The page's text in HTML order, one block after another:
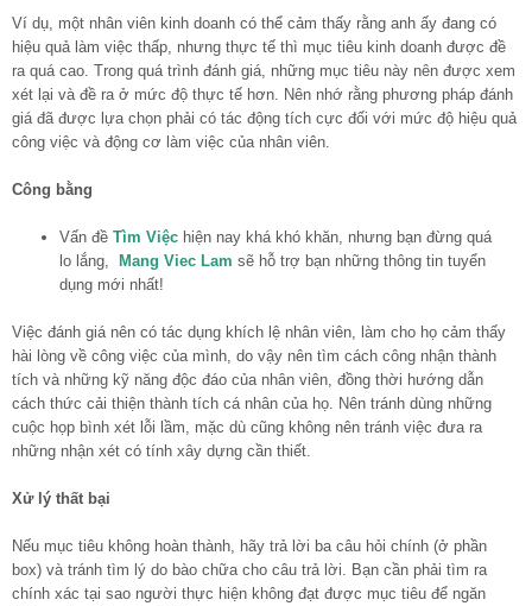
Ví dụ, một nhân viên kinh doanh có thể cảm thấy rằng anh ấy đang có
hiệu quả làm việc thấp, nhưng thực tế thì mục tiêu kinh doanh được đề
ra quá cao. Trong quá trình đánh giá, những mục tiêu này nên được xem
xét lại và đề ra ở mức độ thực tế hơn. Nên nhớ rằng phương pháp đánh
giá đã được lựa chọn phải có tác động tích cực đối với mức độ hiệu quả
công việc và động cơ làm việc của nhân viên.
Công bằng
Vấn đề Tìm Việc hiện nay khá khó khăn, nhưng bạn đừng quá
lo lắng, Mang Viec Lam sẽ hỗ trợ bạn những thông tin tuyển
dụng mới nhất!
Việc đánh giá nên có tác dụng khích lệ nhân viên, làm cho họ cảm thấy
hài lòng về công việc của mình, do vậy nên tìm cách công nhận thành
tích và những kỹ năng độc đáo của nhân viên, đồng thời hướng dẫn
cách thức cải thiện thành tích cá nhân của họ. Nên tránh dùng những
cuộc họp bình xét lỗi lầm, mặc dù cũng không nên tránh việc đưa ra
những nhận xét có tính xây dựng cần thiết.
Xử lý thất bại
Nếu mục tiêu không hoàn thành, hãy trả lời ba câu hỏi chính (ở phần
box) và tránh tìm lý do bào chữa cho câu trả lời. Bạn cần phải tìm ra
chính xác tại sao người thực hiện không đạt được mục tiêu để ngăn